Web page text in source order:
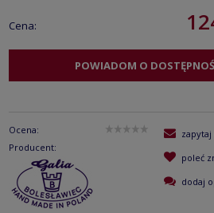
Cena:
POWIADOM O
Ocena:
Producent:
poleć
dodaj